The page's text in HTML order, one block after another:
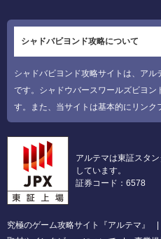
シャドバビヨンド攻略について
シャドバビヨンド攻略サイトは、アル
です。シャドウバースワールズビヨン
す。また、当サイトは基本的にリンク
アルテマは東証スタ
しています。
証券コード：6578
究極のゲーム攻略サイト『アルテマ』